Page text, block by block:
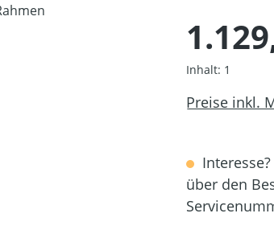
Inhalt: 1
Preise inkl.
über den